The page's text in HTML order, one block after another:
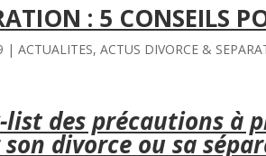
: 5 CONSEILS
|ACTUALITES,ACTUS DIVORCE &
list des précautions à
divorce ou sa